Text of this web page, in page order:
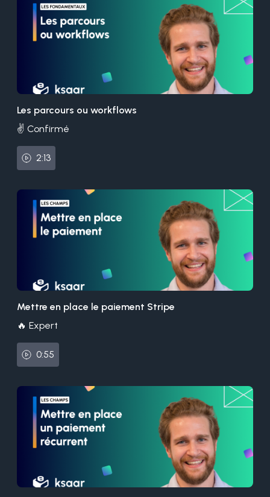
Les parcours ou workflows
✌️ Confirmé
2:13
Mettre en place le paiement Stripe
🔥 Expert
0:55